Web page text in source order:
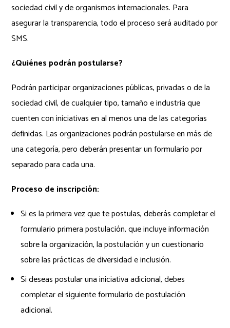
sociedad civil y de organismos internacionales. Para
asegurar la transparencia, todo el proceso será auditado por
SMS.
¿Quiénes podrán postularse?
Podrán participar organizaciones públicas, privadas o de la
sociedad civil, de cualquier tipo, tamaño e industria que
cuenten con iniciativas en al menos una de las categorías
definidas. Las organizaciones podrán postularse en más de
una categoría, pero deberán presentar un formulario por
separado para cada una.
Proceso de inscripción:
Si es la primera vez que te postulas, deberás completar el
formulario primera postulación, que incluye información
sobre la organización, la postulación y un cuestionario
sobre las prácticas de diversidad e inclusión.
Si deseas postular una iniciativa adicional, debes
completar el siguiente formulario de postulación
adicional.